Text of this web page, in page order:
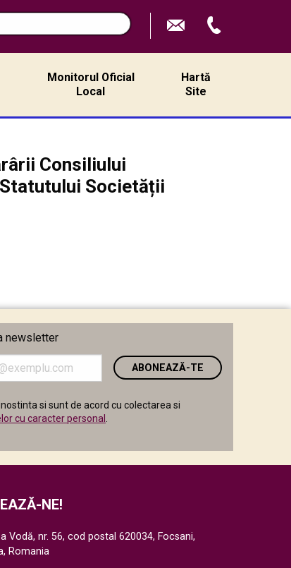
Monitorul Oficial
Local
Hartă
Site
Consiliului
Societății
newsletter
si sunt de acord cu colectarea si
cu caracter personal .
NE!
Vodă, nr. 56, cod postal 620034, Focsani,
Romania